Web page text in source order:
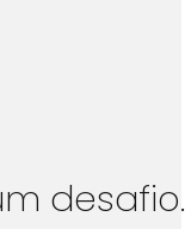
desafio.